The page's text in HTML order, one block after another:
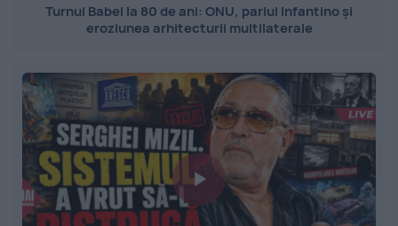
Turnul Babel la 80 de ani: ONU, pariul Infantino și
eroziunea arhitecturii multilaterale